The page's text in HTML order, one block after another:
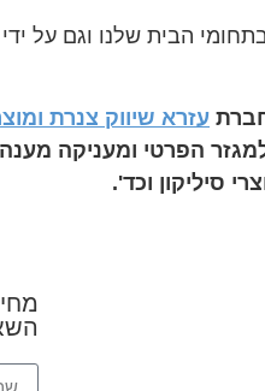
בתחומי הבית שלנו וגם על
עזרא שיווק צנרת
סיליקון וכד'.